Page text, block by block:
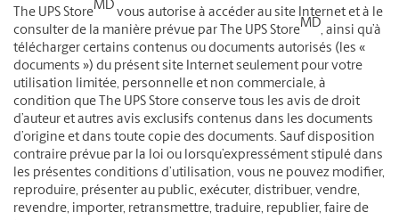
The UPS StoreMD vous autorise à accéder au site Internet et à le
consulter de la manière prévue par The UPS StoreMD, ainsi qu’à
télécharger certains contenus ou documents autorisés (les «
documents ») du présent site Internet seulement pour votre
utilisation limitée, personnelle et non commerciale, à
condition que The UPS Store conserve tous les avis de droit
d’auteur et autres avis exclusifs contenus dans les documents
d’origine et dans toute copie des documents. Sauf disposition
contraire prévue par la loi ou lorsqu’expressément stipulé dans
les présentes conditions d’utilisation, vous ne pouvez modifier,
reproduire, présenter au public, exécuter, distribuer, vendre,
revendre, importer, retransmettre, traduire, republier, faire de